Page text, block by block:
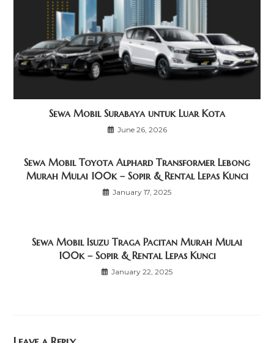
Sewa Mobil Surabaya untuk Luar Kota
June 26, 2026
Sewa Mobil Toyota Alphard Transformer Lebong
Murah Mulai 100k – Sopir & Rental Lepas Kunci
January 17, 2025
Sewa Mobil Isuzu Traga Pacitan Murah Mulai
100k – Sopir & Rental Lepas Kunci
January 22, 2025